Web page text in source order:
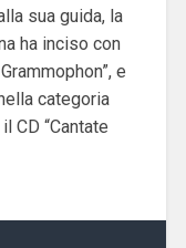
sua guida, la
ha inciso con
e
categoria
CD “Cantate